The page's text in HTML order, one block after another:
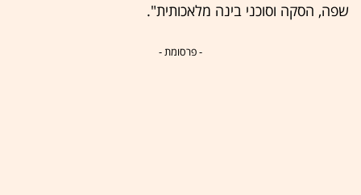
שפה, הסקה וסוכני בינה מלאכותית".
- פרסומת -